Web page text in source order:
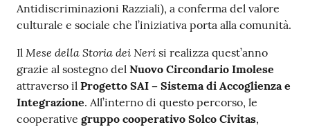
Antidiscriminazioni Razziali), a conferma del valore
culturale e sociale che l’iniziativa porta alla comunità.
Il Mese della Storia dei Neri si realizza quest’anno
grazie al sostegno del Nuovo Circondario Imolese
attraverso il Progetto SAI – Sistema di Accoglienza e
Integrazione. All’interno di questo percorso, le
cooperative gruppo cooperativo Solco Civitas,